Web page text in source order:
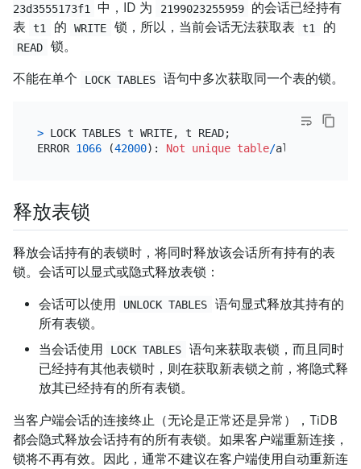
23d3555173f1 中，ID 为 2199023255959
的会话已经持有
表
t1 的 WRITE 锁，所以，当前会话无法获取表 t1 的
READ 锁。
不能在单个 LOCK TABLES 语句中多次获取同一个表的锁。
> LOCK TABLES t WRITE, t READ;
ERROR 1066 (42000): Not unique table/alias:
释放表锁
释放会话持有的表锁时，将同时释放该会话所有持有的表
锁。会话可以显式或隐式释放表锁：
会话可以使用 UNLOCK TABLES
语句显式释放其持有的
所有表锁。
当会话使用
LOCK TABLES
语句来获取表锁，而且同时
已经持有其他表锁时，则在获取新表锁之前，将隐式释
放其已经持有的所有表锁。
当客户端会话的连接终止（无论是正常还是异常），TiDB
都会隐式释放会话持有的所有表锁。如果客户端重新连接，
锁将不再有效。因此，通常不建议在客户端使用自动重新连